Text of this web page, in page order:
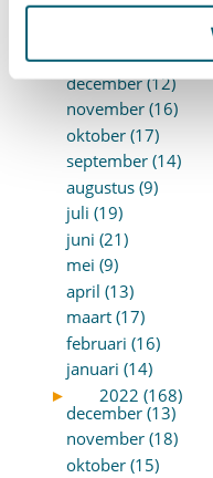
februari (17)
►
2023 (177)
december (12)
november (16)
oktober (17)
september (14)
augustus (9)
juli (19)
juni (21)
mei (9)
april (13)
maart (17)
februari (16)
januari (14)
►
2022 (168)
december (13)
november (18)
oktober (15)